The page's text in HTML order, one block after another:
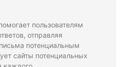
пользователям
отправляя
потенциальным
сайты потенциальных